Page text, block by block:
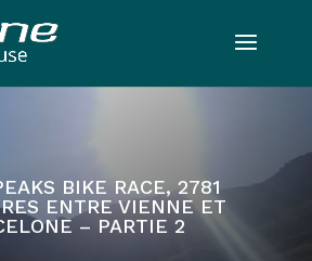
BIKE RACE, 2781
ENTRE VIENNE ET
– PARTIE 2